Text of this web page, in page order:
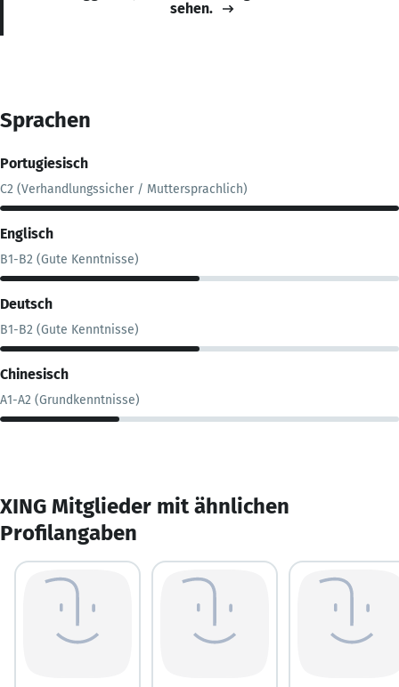
sehen.
Sprachen
Portugiesisch
C2 (Verhandlungssicher / Muttersprachlich)
Englisch
B1-B2 (Gute Kenntnisse)
Deutsch
B1-B2 (Gute Kenntnisse)
Chinesisch
A1-A2 (Grundkenntnisse)
XING Mitglieder mit ähnlichen
Profilangaben